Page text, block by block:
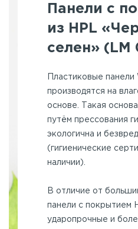
Панели с
из HPL
селен» (LM
Пластиковые
производятся на
основе. Такая
путём прессования
экологична и
(гигиенические
наличии).
В отличие от
панели с покрытием
ударопрочные и